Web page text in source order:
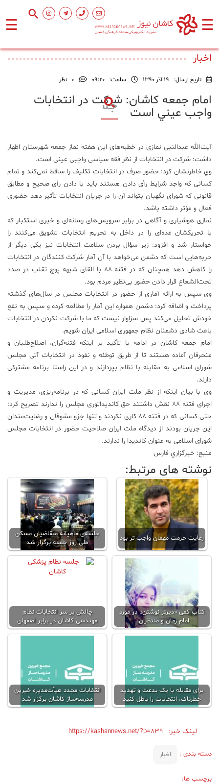
☰ ☰
اصلی
فرهنگ
محیط
زیست
علم
و
فناوری
عکس
پادکست
مجله
فرهنگی
و
هنری
اخبار
تاریخ ارسال: 19 آذر 1390 ساعت: ۰۹:۲۰ 0 نظر
امام جمعه كاشان: شركت در انتخابات
واجب عيني است
آیت‌الله عبدالنبی نمازی در خطبه‌های این هفته نماز جمعه شهرستان اظهار
داشت: شرکت در انتخابات از نظر فقه سیاسی واجبی عینی است.
وي خاطرنشان کرد: حضور صرف در انتخابات تکلیف را ساقط نمی‌کند و تمام
کسانی که واجد شرایط رأی دادن هستند باید با دادن رأی صحیح و مطابق
قانونی که شورای نگهبان بتواند آن را در جریان انتخابات تأثیر دهد حضوری
فعال و مؤثر داشته باشد.
نمازی هوشیاری و آگاهی در برابر سرویس‌های رسانه‌ای و خبری استکبار که
با تحریکشان عده‌ای را در داخل به تحریم انتخابات تشویق می‌کنند را
خواستار شد و افزود: زیر سؤال بردن سلامت انتخابات نیز یکی دیگر از
حربه‌هایی است که دشمن می‌خواهد با آن آمار شرکت‌ کنندگان در انتخابات
را کاهش دهد همچنان که در فتنه 88 با القای شبهه پوچ تقلب در صدد
تحت‌الشعاع قرار دادن حضور بی‌نظیر مردم بود.
وی سپس به ارائه آماری از حضور در انتخابات مجلس در سال‌های گذشته
پرداخت و اضافه کرد: دشمن همواره این آمار را مطالعه کرده و سپس به نفع
خودش تحلیل می‌کند پس سزاوار نیست که ما با شرکت نکردن در انتخابات
باعث شادی دشمنان نظام جمهوری اسلامی ایران شویم.
امام جمعه کاشان در ادامه با تأکید بر اینکه فتنه‌گران، اصلاح‌طلبان و
منحرفان آماده هستند تا از طریق توطئه و نفوذ در انتخابات آتی مجلس
شورای اسلامی به مقابله با نظام بپردازند و در این راستا برنامه مشترکی
دارند.
وی با بیان اینکه از نظر ملت ایران کسانی که در برنامه‌ریزی، مدیریت و
اجرای فتنه 88 نقش داشتند حق کاندیداتوری مجلس را ندارند تصریح کرد:
حتی کسانی که در فتنه 88 کاری نکردند و تنها جزو مشوقان و رضایت‌مندان
این جریان بودند از دیدگاه ملت ایران صلاحیت حضور در انتخابات مجلس
شورای اسلامی به عنوان کاندیدا را ندارند.
منبع: خبرگزاري فارس
نوشته های مرتبط:
رعایت حرمت مهمان واجب ‌تر بود
جلسه‌ی ماهیانه متقاضیان مسکن
ملی روز جمعه برگزار شد
کتاب کمی «دیرتر نوشتن» در مورد
امام زمان و منتظران…
چالش بر سر انتخابات نظام
مهندسی کاشان در برابر اصفهان
برای مقابله با یک بدعت و تهدید
خطرناک، انتخابات را باطل کنید
انتخابات مجدد هیأت‌مدیره خیرین
مدرسه‌ساز کاشان برگزار شد
لینک خبر: https://kashannews.net/?p=839
دسته بندی : اخبار
برچسب ها: